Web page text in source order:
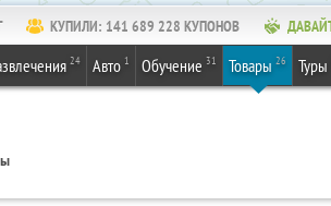
КУПИЛИ: 141 689 228 КУПОНОВ
24 Авто 1 Обучение 31 Товары 26 Туры